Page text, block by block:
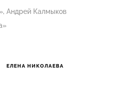
Андрей Калмыков
ЕЛЕНА НИКОЛАЕВА